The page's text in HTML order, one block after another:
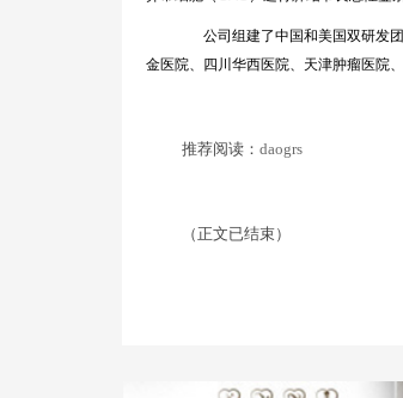
公司组建了中国和美国双研发团
金医院、四川华西医院、天津肿瘤医院
推荐阅读： daogrs
（正文已结束）